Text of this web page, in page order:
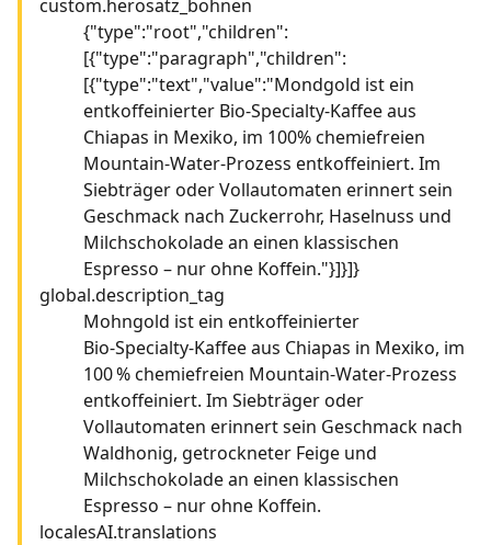
custom.herosatz_bohnen
{"type":"root","children":
[{"type":"paragraph","children":
[{"type":"text","value":"Mondgold ist ein
entkoffeinierter Bio-Specialty-Kaffee aus
Chiapas in Mexiko, im 100% chemiefreien
Mountain-Water-Prozess entkoffeiniert. Im
Siebträger oder Vollautomaten erinnert sein
Geschmack nach Zuckerrohr, Haselnuss und
Milchschokolade an einen klassischen
Espresso – nur ohne Koffein."}]}]}
global.description_tag
Mohngold ist ein entkoffeinierter
Bio‑Specialty‑Kaffee aus Chiapas in Mexiko, im
100 % chemiefreien Mountain‑Water‑Prozess
entkoffeiniert. Im Siebträger oder
Vollautomaten erinnert sein Geschmack nach
Waldhonig, getrockneter Feige und
Milchschokolade an einen klassischen
Espresso – nur ohne Koffein.
localesAI.translations